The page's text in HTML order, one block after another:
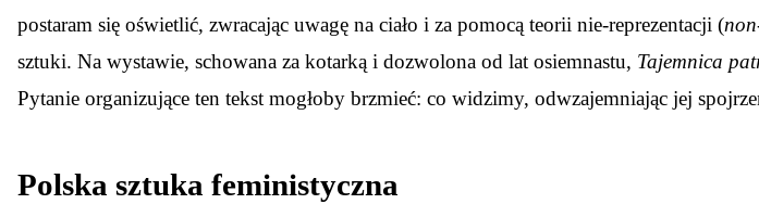
postaram się oświetlić, zwracając uwagę na ciało i za pomocą teorii nie-reprezentacji (
sztuki. Na wystawie, schowana za kotarką i dozwolona od lat osiemnastu, Tajemnica
Pytanie organizujące ten tekst mogłoby brzmieć: co widzimy, odwzajemniając jej
Polska sztuka feministyczna